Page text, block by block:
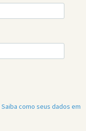
Saiba como seus dados em